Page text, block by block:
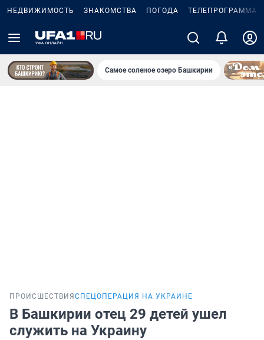
НЕДВИЖИМОСТЬ ЗНАКОМСТВА ПОГОДА ТЕЛЕПРОГРАММА
Самое соленое озеро Башкирии
ПРОИСШЕСТВИЯ СПЕЦОПЕРАЦИЯ НА УКРАИНЕ
В Башкирии отец 29 детей ушел
служить на Украину